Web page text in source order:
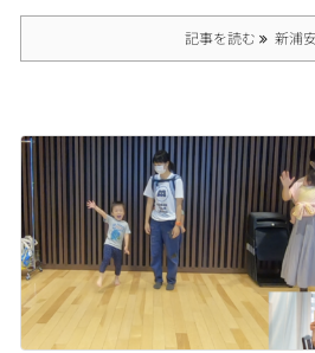
記事を読む 新浦安